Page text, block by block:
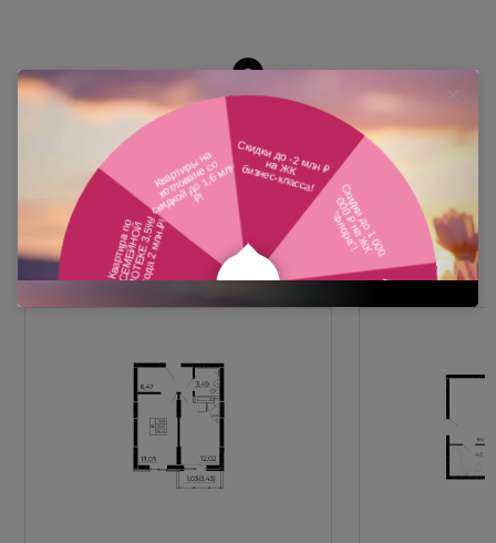
Похожие планировки